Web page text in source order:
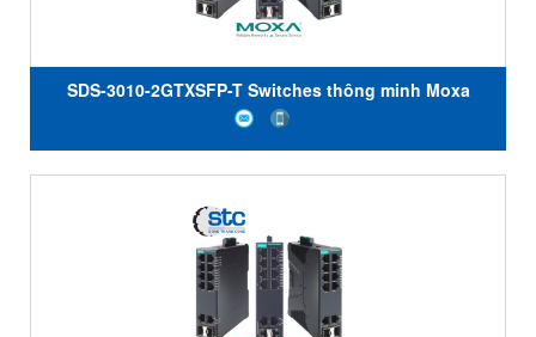
SDS-3010-2GTXSFP-T Switches thông minh Moxa
Vietnam